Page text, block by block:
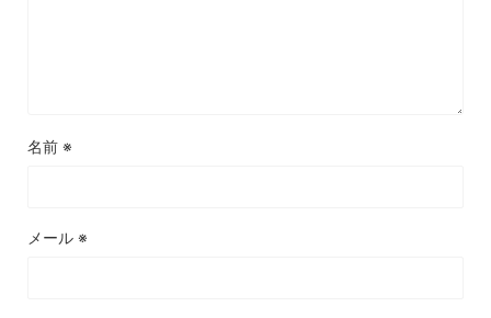
名前 ※
メール ※